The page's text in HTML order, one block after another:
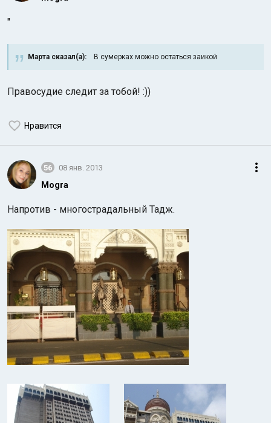
"
Марта сказал(а): В сумерках можно остаться заикой
Правосудие следит за тобой! :))
Нравится
56 08 янв. 2013
Mogra
Напротив - многострадальный Тадж.